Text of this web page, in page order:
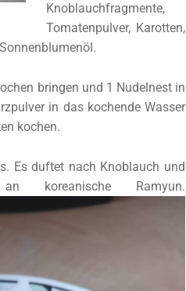
Knoblauchfragmente,
Tomatenpulver, Karotten,
bringen und 1 Nudelnest in
in das kochende Wasser
kochen.
Es duftet nach Knoblauch und
koreanische Ramyun.